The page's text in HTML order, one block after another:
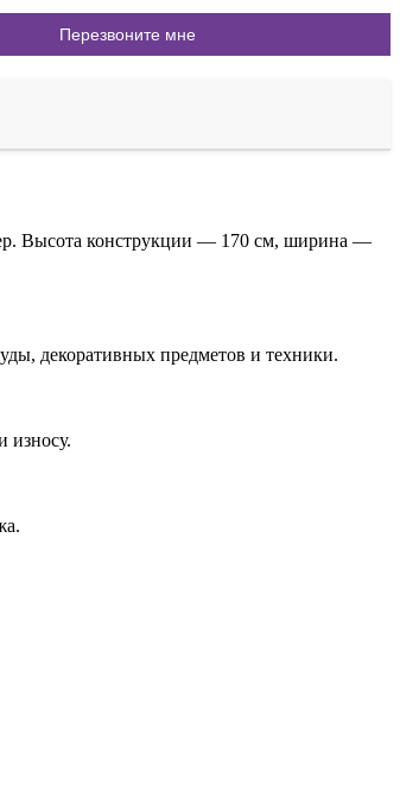
Высота конструкции — 170 см, ширина —
декоративных предметов и техники.
износу.